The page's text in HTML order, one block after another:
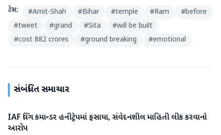
ટેગ્સ: #Amit-Shah #Bihar #temple #Ram #before
#tweet #grand #Sita #will be built
#cost 882 crores #ground breaking #emotional
સંબંધિત સમાચાર
રાષ્ટ્રીય
IAF વિંગ કમાન્ડર હનીટ્રેપમાં ફસાયા, સંવેદનશીલ માહિતી લીક કરવાનો
આરોપ